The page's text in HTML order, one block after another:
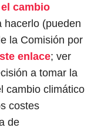
cambio
hacerlo (pueden
la Comisión por
enlace; ver
a tomar la
cambio climático
costes
de